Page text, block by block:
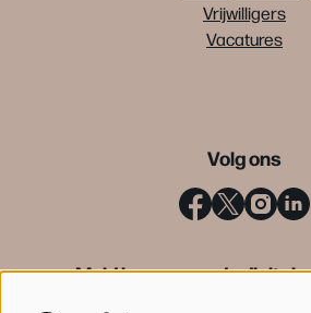
Vrijwilligers
Vacatures
Volg ons
Meld je aan voor de